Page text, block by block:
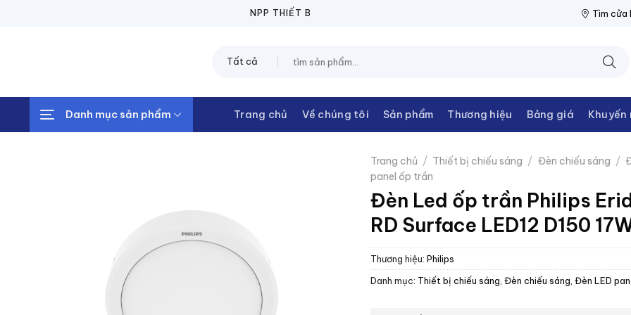
NPP THIẾT BỊ ĐIỆN THANH CHÂU NPP THIẾT BỊ
Tìm cửa
kiếm:
Danh mục sản phẩm Trang chủ Về chúng tôi Sản phẩm Thương hiệu Bảng giá Khuyến
Trang chủ / Thiết bị chiếu sáng / Đèn chiếu sáng /
panel ốp trần
Đèn Led ốp trần Philips
RD Surface LED12 D150
Thương hiệu: Philips
Danh mục: Thiết bị chiếu sáng Đèn chiếu sáng Đèn LED